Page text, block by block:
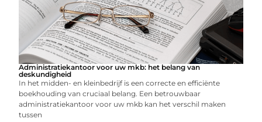
Administratiekantoor voor uw mkb: het belang van
deskundigheid
In het midden- en kleinbedrijf is een correcte en efficiënte
boekhouding van cruciaal belang. Een betrouwbaar
administratiekantoor voor uw mkb kan het verschil maken
tussen